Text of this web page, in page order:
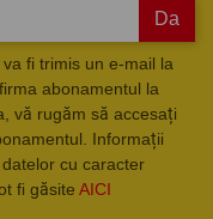
Da
va fi trimis un e-mail la
abonamentul la
vă rugăm să accesați
Informații
cu caracter
fi găsite AICI